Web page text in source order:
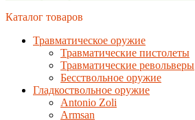
Каталог товаров
Травматическое оружие
Травматические пистолеты
Травматические револьверы
Бесствольное оружие
Гладкоствольное оружие
Antonio Zoli
Armsan